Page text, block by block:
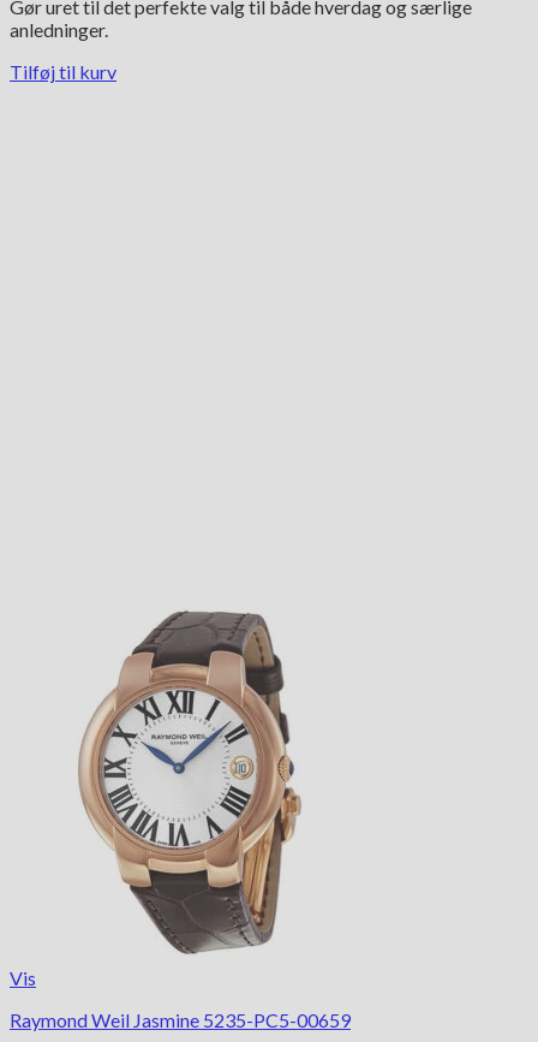
Gør uret til det perfekte valg til både hverdag og særlige
anledninger.
Tilføj til kurv
Vis
Raymond Weil Jasmine 5235-PC5-00659